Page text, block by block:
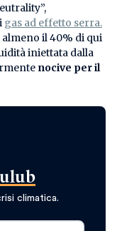
gas ad effetto serra.
il 40% di qui
iniettata dalla
nocive per il
climatica.